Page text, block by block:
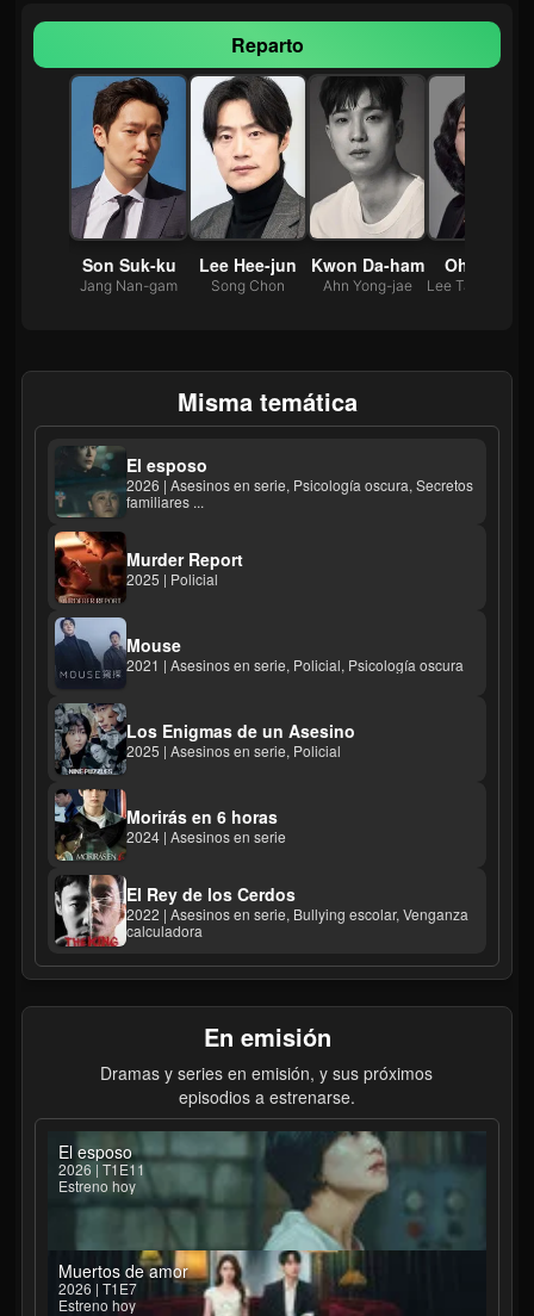
Reparto
Son Suk-ku
Jang Nan-gam
Lee Hee-jun
Song Chon
Kwon Da-ham
Ahn Yong-jae
Oh Min-ae
Misma temática
El esposo
2026 | Asesinos en serie, Psicología oscura, Secretos
familiares ...
Murder Report
2025 | Policial
Mouse
2021 | Asesinos en serie, Policial, Psicología oscura
Los Enigmas de un Asesino
2025 | Asesinos en serie, Policial
Morirás en 6 horas
2024 | Asesinos en serie
El Rey de los Cerdos
2022 | Asesinos en serie, Bullying escolar, Venganza
calculadora
En emisión
Dramas y series en emisión, y sus próximos
episodios a estrenarse.
El esposo
2026 | T1E11
Estreno hoy
Muertos de amor
2026 | T1E7
Estreno hoy